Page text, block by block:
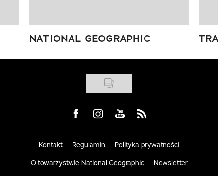
NATIONAL GEOGRAPHIC
Visit us on Facebook
Visit us on Instagram
Visit us on Youtube
Visit us on Rss
Kontakt Regulamin Polityka prywatności
O towarzystwie National Geographic Newsletter